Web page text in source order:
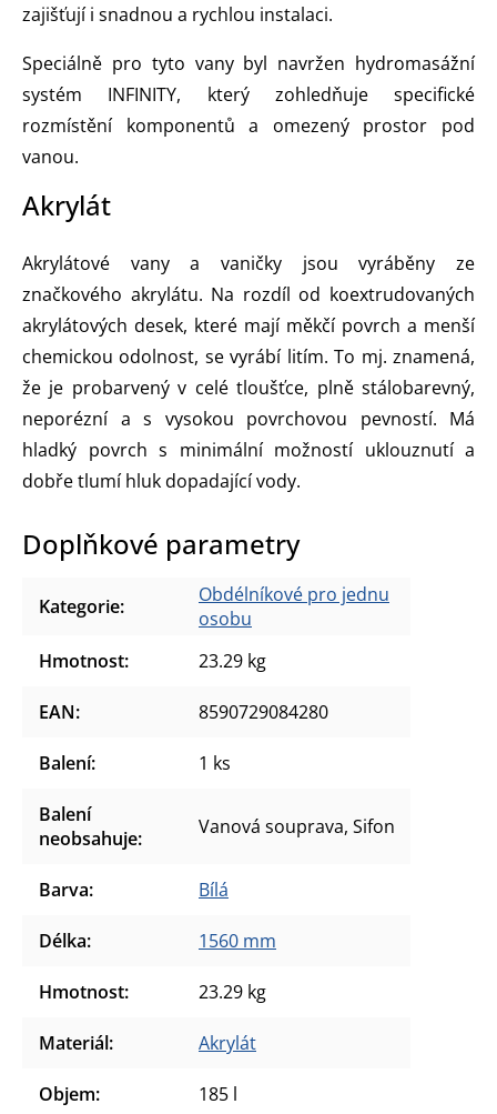
zajišťují i snadnou a rychlou instalaci.
Speciálně pro tyto vany byl navržen hydromasážní
systém INFINITY, který zohledňuje specifické
rozmístění komponentů a omezený prostor pod
vanou.
Akrylát
Akrylátové vany a vaničky jsou vyráběny ze
značkového akrylátu. Na rozdíl od koextrudovaných
akrylátových desek, které mají měkčí povrch a menší
chemickou odolnost, se vyrábí litím. To mj. znamená,
že je probarvený v celé tloušťce, plně stálobarevný,
neporézní a s vysokou povrchovou pevností. Má
hladký povrch s minimální možností uklouznutí a
dobře tlumí hluk dopadající vody.
Doplňkové parametry
Kategorie:
Obdélníkové pro jednu
osobu
Hmotnost: 23.29 kg
EAN: 8590729084280
Balení: 1 ks
Balení
neobsahuje: Vanová souprava, Sifon
Barva: Bílá
Délka: 1560 mm
Hmotnost: 23.29 kg
Materiál: Akrylát
Objem: 185 l